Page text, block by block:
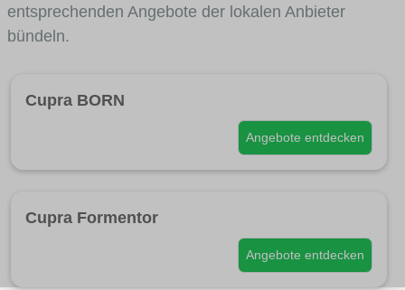
entsprechenden Angebote der lokalen Anbieter
bündeln.
Cupra BORN
Angebote entdecken
Cupra Formentor
Angebote entdecken